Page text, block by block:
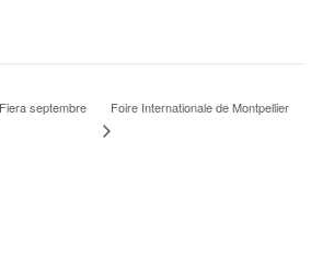
septembre Foire Internationale de Montpellier